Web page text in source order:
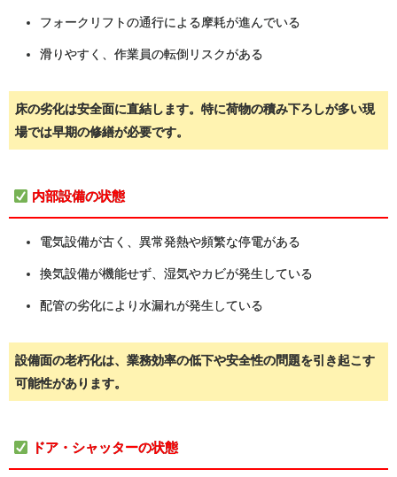
フォークリフトの通行による摩耗が進んでいる
滑りやすく、作業員の転倒リスクがある
床の劣化は安全面に直結します。特に荷物の積み下ろしが多い現
場では早期の修繕が必要です。
内部設備の状態
電気設備が古く、異常発熱や頻繁な停電がある
換気設備が機能せず、湿気やカビが発生している
配管の劣化により水漏れが発生している
設備面の老朽化は、業務効率の低下や安全性の問題を引き起こす
可能性があります。
ドア・シャッターの状態